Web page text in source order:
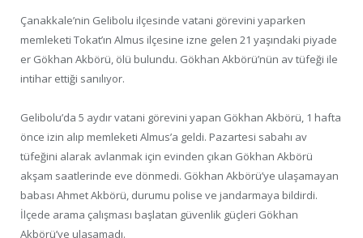
Çanakkale’nin Gelibolu ilçesinde vatani görevini yaparken
memleketi Tokat’ın Almus ilçesine izne gelen 21 yaşındaki piyade
er Gökhan Akbörü, ölü bulundu. Gökhan Akbörü’nün av tüfeği ile
intihar ettiği sanılıyor.
Gelibolu’da 5 aydır vatani görevini yapan Gökhan Akbörü, 1 hafta
önce izin alıp memleketi Almus’a geldi. Pazartesi sabahı av
tüfeğini alarak avlanmak için evinden çıkan Gökhan Akbörü
akşam saatlerinde eve dönmedi. Gökhan Akbörü’ye ulaşamayan
babası Ahmet Akbörü, durumu polise ve jandarmaya bildirdi.
İlçede arama çalışması başlatan güvenlik güçleri Gökhan
Akbörü’ye ulaşamadı.